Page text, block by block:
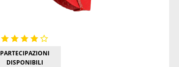
PARTECIPAZIONI
DISPONIBILI